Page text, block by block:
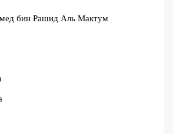
бин Рашид Аль Мактум